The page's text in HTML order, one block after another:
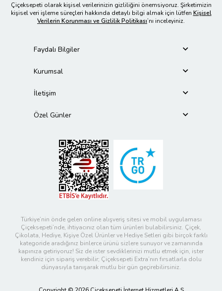
Çiçeksepeti olarak kişisel verilerinizin gizliliğini önemsiyoruz. Şirketimizin
kişisel veri işleme süreçleri hakkında detaylı bilgi almak için lütfen Kişisel
Verilerin Korunması ve Gizlilik Politikası’nı inceleyiniz.
Faydalı Bilgiler
Kurumsal
İletişim
Özel Günler
Türkiye’nin önde gelen online alışveriş sitesi ve mobil uygulaması
Çiçeksepeti’nde, ihtiyacınız olan tüm ürünleri bulabilirsiniz. Çiçek,
Çikolata, Hediye, Kişiye Özel Ürünler ve Hediye Setleri gibi birçok farklı
kategoride aradığınız binlerce ürünü sizlere sunuyor ve zamanında
kapınıza getiriyoruz! Siz de ister sevdiklerinizi mutlu etmek için, ister
kendiniz için sipariş verebilir; Çiçeksepeti Extra’nın fırsatlarla dolu
dünyasıyla tanışarak mutlu bir gün geçirebilirsiniz.